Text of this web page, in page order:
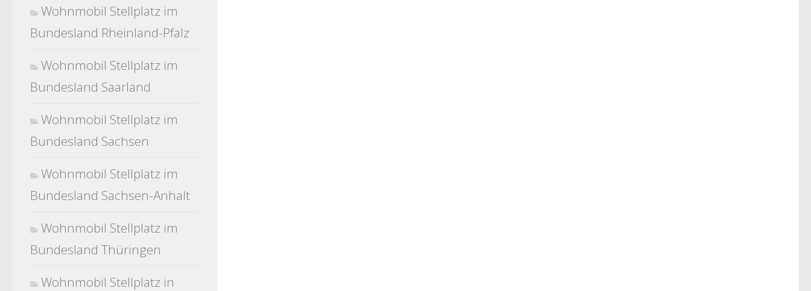
Wohnmobil Stellplatz im
Bundesland Rheinland-Pfalz
Wohnmobil Stellplatz im
Bundesland Saarland
Wohnmobil Stellplatz im
Bundesland Sachsen
Wohnmobil Stellplatz im
Bundesland Sachsen-Anhalt
Wohnmobil Stellplatz im
Bundesland Thüringen
Wohnmobil Stellplatz in